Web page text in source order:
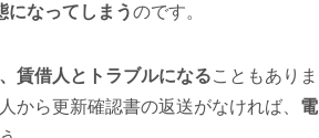
になってしまうのです。
賃借人とトラブルになることもありま
から更新確認書の返送がなければ、 電